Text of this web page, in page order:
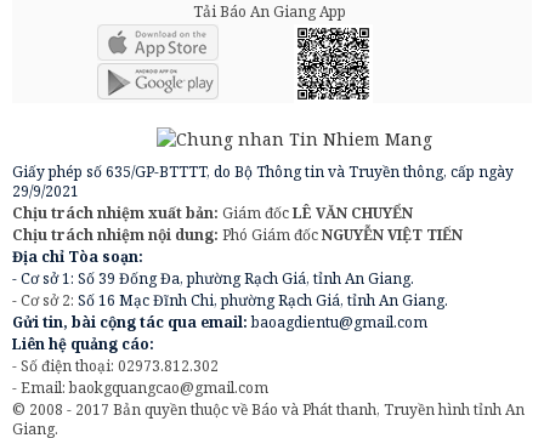
Tải Báo An Giang App
Giấy phép số 635/GP-BTTTT, do Bộ Thông tin và Truyền thông, cấp ngày
29/9/2021
Chịu trách nhiệm xuất bản: Giám đốcLÊ VĂN CHUYỂN
Chịu trách nhiệm nội dung: Phó Giám đốcNGUYỄN VIỆT TIẾN
Địa chỉ Tòa soạn:
- Cơ sở 1: Số 39 Đống Đa, phường Rạch Giá, tỉnh An Giang.
- Cơ sở 2: Số 16 Mạc Đĩnh Chi, phường Rạch Giá, tỉnh An Giang.
Gửi tin, bài cộng tác qua email:baoagdientu@gmail.com
Liên hệ quảng cáo:
- Số điện thoại: 02973.812.302
- Email:baokgquangcao@gmail.com
© 2008 - 2017 Bản quyền thuộc về Báo và Phát thanh, Truyền hình tỉnh An
Giang.